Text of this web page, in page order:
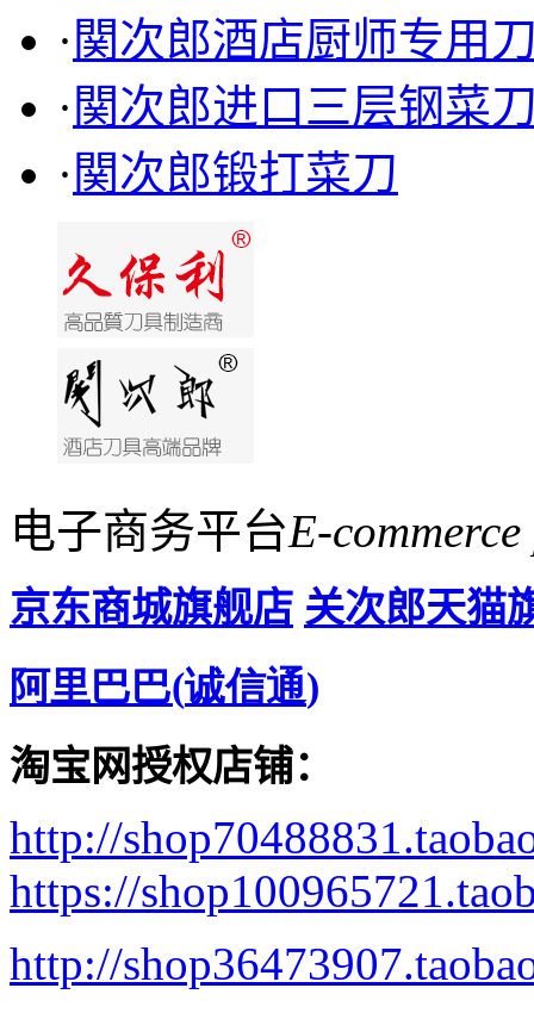
TYMH-5013 三层钢切片
刀
· 関次郎酒店厨师专用
· 関次郎进口三层钢菜
· 関次郎锻打菜刀
电子商务平台E-
京东商城旗舰店 关次郎天猫
阿里巴巴(诚信通)
淘宝网授权店铺：
http://
https://
http://